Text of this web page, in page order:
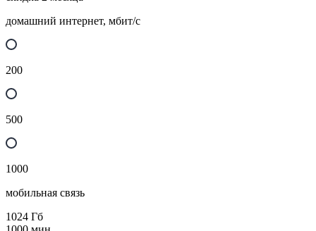
домашний интернет, мбит/с
200
500
1000
мобильная связь
1024 Гб